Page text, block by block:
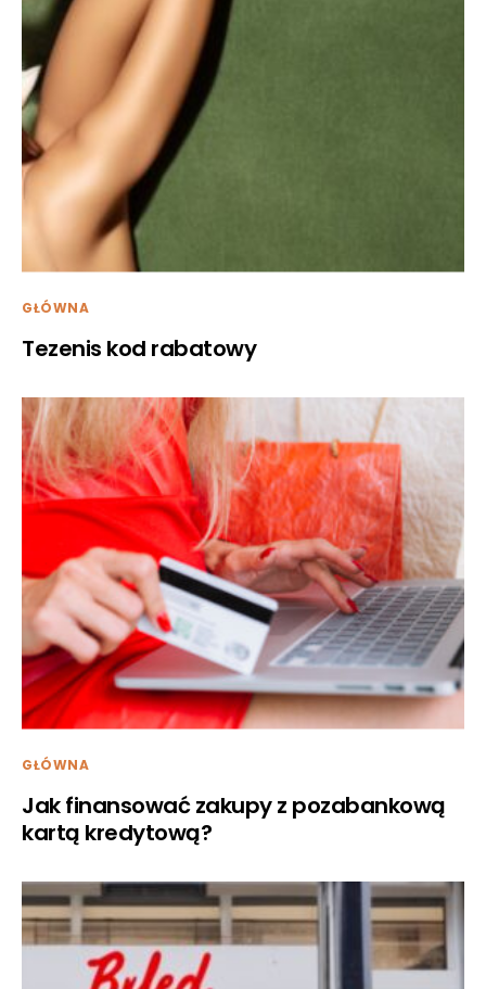
GŁÓWNA
Tezenis kod rabatowy
GŁÓWNA
Jak finansować zakupy z pozabankową
kartą kredytową?